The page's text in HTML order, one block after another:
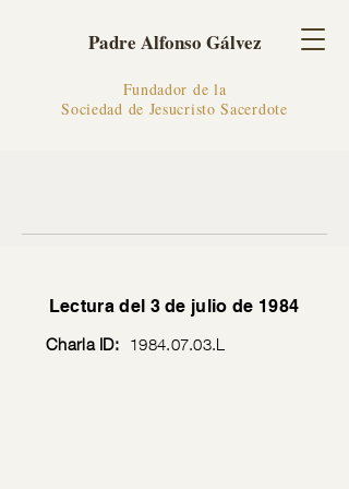
Padre Alfonso Gálvez
Fundador de la
Sociedad de Jesucristo Sacerdote
Lectura del 3 de julio de 1984
Charla ID: 1984.07.03.L